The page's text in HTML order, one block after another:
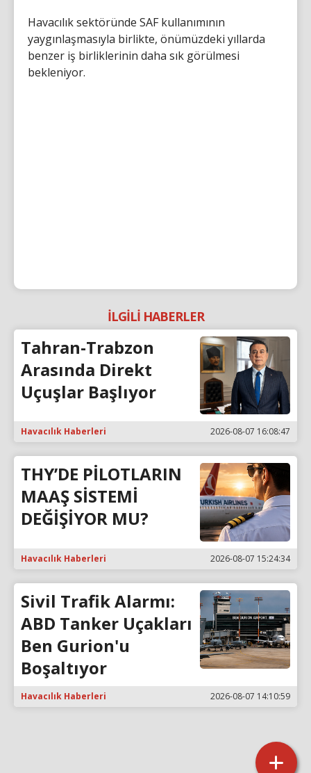
Havacılık sektöründe SAF kullanımının
yaygınlaşmasıyla birlikte, önümüzdeki yıllarda
benzer iş birliklerinin daha sık görülmesi
bekleniyor.
İLGİLİ HABERLER
Tahran-Trabzon
Arasında Direkt
Uçuşlar Başlıyor
Havacılık Haberleri 2026-08-07 16:08:47
THY’DE PİLOTLARIN
MAAŞ SİSTEMİ
DEĞİŞİYOR MU?
Havacılık Haberleri 2026-08-07 15:24:34
Sivil Trafik Alarmı:
ABD Tanker Uçakları
Ben Gurion'u
Boşaltıyor
Havacılık Haberleri 2026-08-07 14:10:59